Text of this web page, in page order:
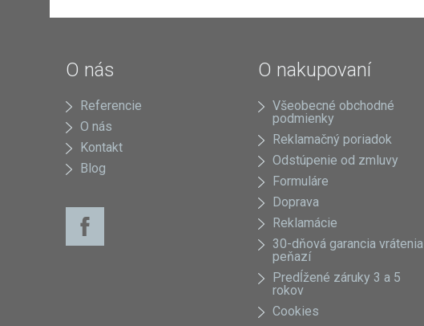
O nás
Referencie
O nás
Kontakt
Blog
O nakupovaní
Všeobecné obchodné
podmienky
Reklamačný poriadok
Odstúpenie od zmluvy
Formuláre
Doprava
Reklamácie
30-dňová garancia vrátenia
peňazí
Predĺžené záruky 3 a 5
rokov
Cookies